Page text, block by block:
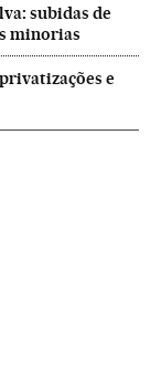
subidas de
minorias
e